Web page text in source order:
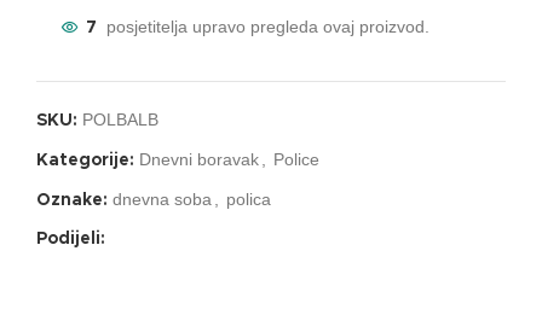
7 posjetitelja upravo pregleda ovaj proizvod.
SKU: POLBALB
Kategorije: Dnevni boravak, Police
Oznake: dnevna soba, polica
Podijeli: